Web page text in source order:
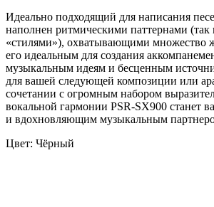
Идеально подходящий для написания
наполнен ритмическими паттернами
«стилями»), охватывающими множество
его идеальным для создания
музыкальным идеям и бесценным
для вашей следующей композиции или
сочетании с огромным набором
вокальной гармонии PSR-SX900 станет
и вдохновляющим музыкальным
Цвет: Чёрный